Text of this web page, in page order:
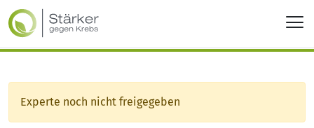
Experte noch nicht freigegeben